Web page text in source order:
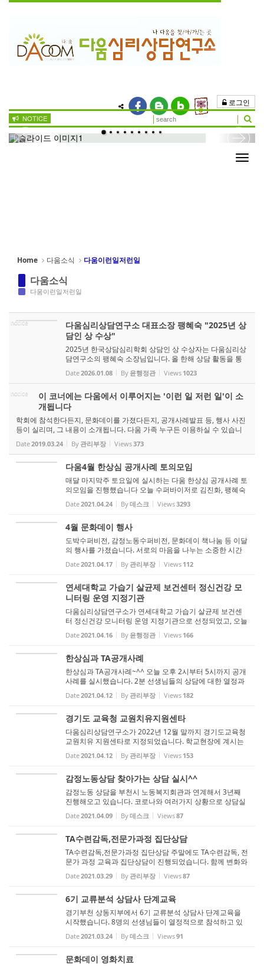
로그인
NOTICE
Previous Next
Home 다움소식 다움이런일저런일
다움소식
다움이런일저런일
notice
다움심리상담연구소 대표소장 팽혜숙 "2025년 상
담인 상 수상"
2025년 한국상담심리학회 상담인 상 수상자는 다움심리상
담연구소의 팽혜숙 소장님입니다. 올 한해 상담 활동을 통
해 많은 분들에게 위로와 힘이 되어주신 결과입니다. 수상
을 진심으로 축하드리며, 앞으로도 응원하겠습니다:)
Date2026.01.08 By 윤행정관 Views 1023
notice
이 코너에는 다움에서 이루어지는 '이런 일 저런 일'이 소
개됩니다
학회에 참석한다든지, 문화데이를 가졌다든지, 공개사례발표 등, 행사 사진
등이 실리며, 그 내용이 소개됩니다. 다움 가족 누구든 이용하실 수 있습니
다. 호수공원 산책이라든가, 떡복이 먹는 사진도 올라갈 수 있습니다.
Date2019.03.24 By 관리부장 Views373
다움4월 한상심 공개사례 토의모임
매달 마지막주 토요일에 실시하는 다움 한상심 공개사례 토
의모임을 진행했습니다 오늘 수퍼바이저로 김진화, 팽혜숙
선생님이 수고해 주셨습니다. 사례발표는 임현숙선생님이
수고해 주셨습니다. 매달 사례를 통하여 상담자로 한발짝씩
Date2021.04.24 By데스크 Views3293
4월 문화데이 행사
도박수퍼비전, 감정노동수퍼비전, 문화데이 책나눔 등 이달
의 행사를 가졌습니다. 서로의 마음을 나누는 소중한 시간
Date2021.04.17 By 관리부장 Views 112
연세대학교 가습기 살균제 보건센터 정신건강 모
니터링 운영 지정기관
다움심리상담연구소가 연세대학교 가습기 살균제 보건센
터 정신건강 모니터링 운영 지정기관으로 선정되었고, 오늘
오후에 '마음건강 프로그램 거점협약센터' 현판을 내걸었습
니다. 가습기 살균제로 피해를 보신 많은 분이 더이상 상처
Date2021.04.16 By 윤행정관 Views 166
한상심과 TA공개사례
한상심과 TA공개사례~^^ 오늘 오후 2시부터 5시까지 공개
사례를 실시했습니다. 2분 선생님들의 상담에 대한 열정과
수원지부 문박사님의 수퍼비젼이 인상적이었습니다. 조금
씩 성장하는 제자들을 바라보는 마음이 흐뭇하고 좋습니다.
Date2021.04.12 By 관리부장 Views 182
경기도 교육청 교원치유지원센타
다움심리상담연구소가 2022년 12월 말까지 경기도교육청
교원치유 지원센타로 지정되었습니다. 학교현장에 계시는
선생님들을 상담하고 힘이 되어주는 기관이 되도록 노력하
겠습니다
Date2021.04.12 By 관리부장 Views 153
감정노동상담 찾아가는 상담 실시^^
감정노동 상담을 부천시 노동복지회관과 연계해서 3년째
진행해오고 있습니다. 코로나와 여러가지 상황으로 상담실
에 찾아오지 못하는 내담자들을 회사로 직접찾아가는 상담
을 실시했습니다. 여러가지 열악한 환경가운데서도 자신의
Date2021.04.09 By데스크 Views87
TA수련감독,전문가과정 집단상담
TA수련감독,전문가과정 집단상담 주말에도 TA수련감독, 전
문가 과정 교육과 집단상담이 진행되었습니다. 함께 변화와
성장을 향해 나가는 선생님들께 격려와 지지를 보내드립니
다.
Date2021.03.29 By 관리부장 Views87
6기 교류분석 상담사 단계교육
경기부천 상동지부에서 6기 교류분석 상담사 단계교육을
시작했습니다. 8명의 선생님들이 열정적으로 참석하고 있
습니다. 모든 선생님들께 박수를 보내드립니다
Date2021.03.24 By데스크 Views91
문화데이 영화치료